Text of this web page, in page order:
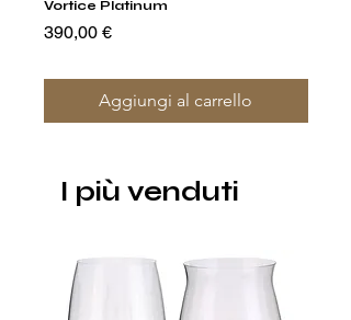
Vortice Platinum
Prezzo
390,00 €
Aggiungi al carrello
I più venduti